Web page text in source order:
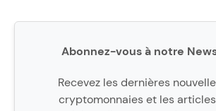
Abonnez-vous à notre
Recevez les dernières
cryptomonnaies et les